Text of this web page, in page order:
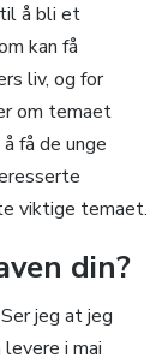
å bli et
kan få
liv, og for
om temaet
få de unge
viktige temaet.
din?
jeg at jeg
i mai